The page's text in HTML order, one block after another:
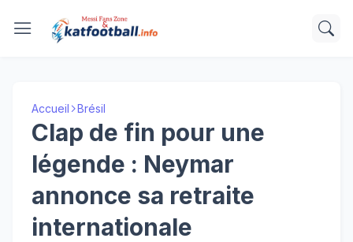
Accueil Brésil
Clap de fin pour une
légende : Neymar
annonce sa retraite
internationale